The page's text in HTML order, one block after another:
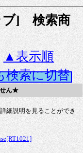
ブ] 検索商
▲表示順
検索に切替
ん★
細説明を見ることができ